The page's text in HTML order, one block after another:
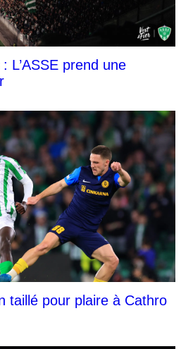
L’ASSE prend une
taillé pour plaire à Cathro